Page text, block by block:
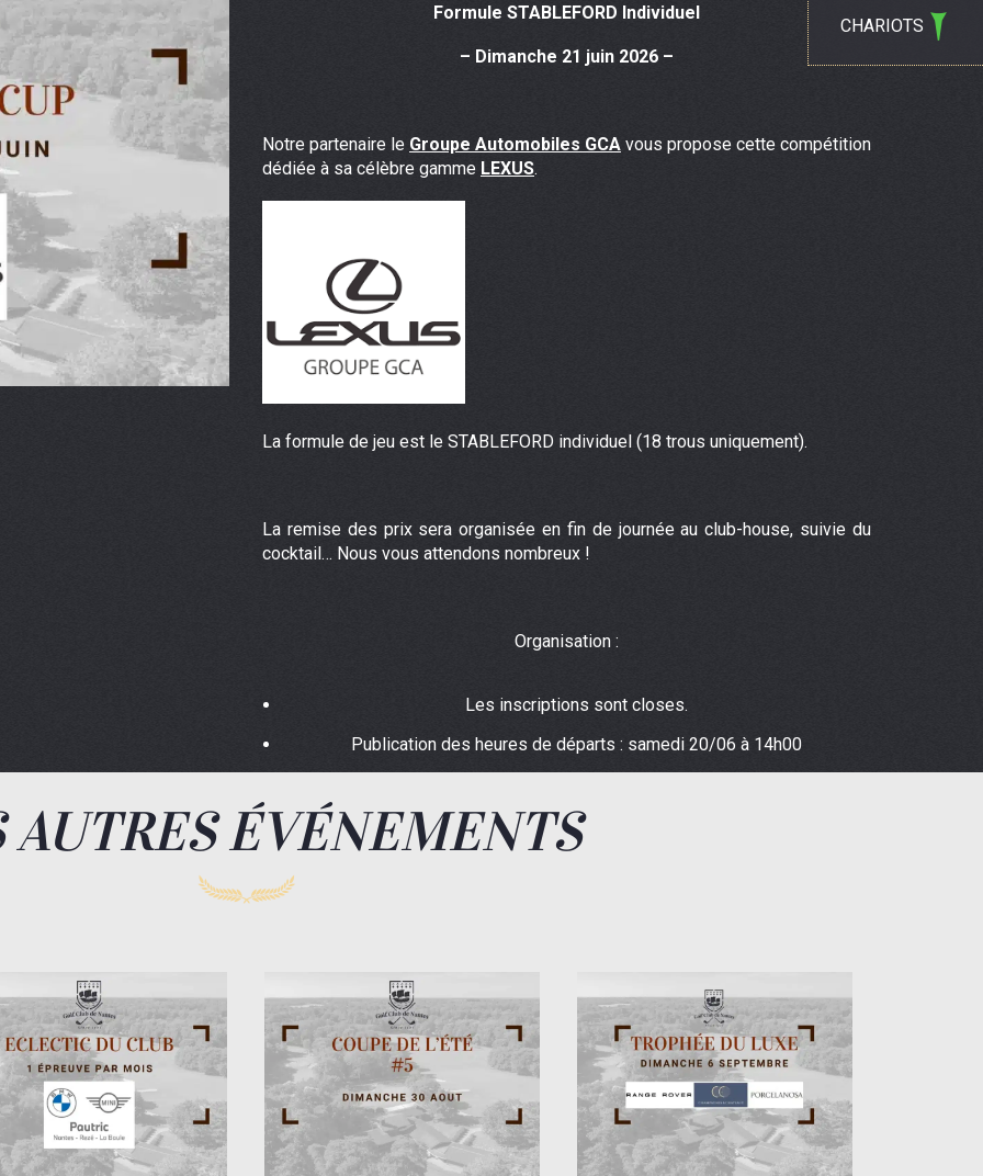
CHARIOTS
Formule STABLEFORD Individuel
– Dimanche 21 juin 2026 –
Notre partenaire le Groupe Automobiles GCA vous propose cette compétition
dédiée à sa célèbre gamme LEXUS.
La formule de jeu est le STABLEFORD individuel (18 trous uniquement).
La remise des prix sera organisée en fin de journée au club-house, suivie du
cocktail… Nous vous attendons nombreux !
Organisation :
Les inscriptions sont closes.
Publication des heures de départs : samedi 20/06 à 14h00
AUTRES ÉVÉNEMENTS